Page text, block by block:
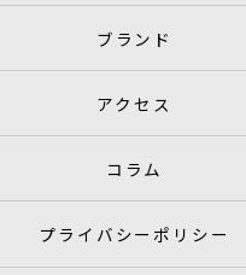
ブランド
アクセス
コラム
プライバシーポリシー